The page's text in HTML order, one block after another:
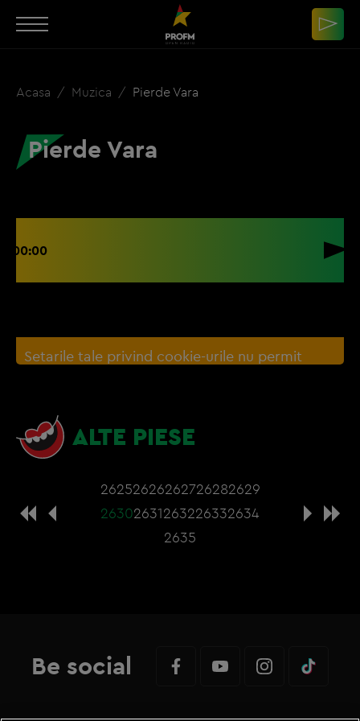
Acasa Muzica Pierde Vara
Pierde Vara
00:00
Setarile tale privind cookie-urile nu permit
browser sau de
nevoie sa accepti cookie-urile social media
ALTE PIESE
26252626262726282629
26302631263226332634
2635
Be social